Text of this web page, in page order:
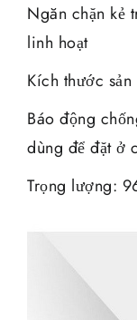
Ngăn chặn kẻ
linh hoạt
Kích thước
Báo động
dùng để đặt ở
Trọng lượng: